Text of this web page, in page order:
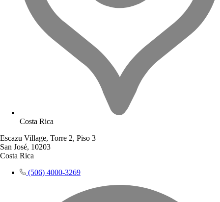
Costa Rica
Escazu Village, Torre 2, Piso 3
San José, 10203
Costa Rica
(506) 4000-3269